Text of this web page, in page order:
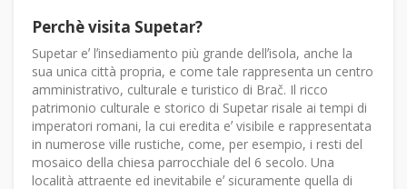
Perchè visita Supetar?
Supetar eʼ lʼinsediamento più grande dellʼisola, anche la
sua unica città propria, e come tale rappresenta un centro
amministrativo, culturale e turistico di Brač. Il ricco
patrimonio culturale e storico di Supetar risale ai tempi di
imperatori romani, la cui eredita eʼ visibile e rappresentata
in numerose ville rustiche, come, per esempio, i resti del
mosaico della chiesa parrocchiale del 6 secolo. Una
località attraente ed inevitabile eʼ sicuramente quella di